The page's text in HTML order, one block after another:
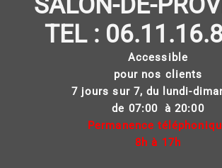
TEL :
Accessible
pour nos clients
7 jours sur 7, du lundi-
de 07:00 à 20:00
Permanence
8h à 17h